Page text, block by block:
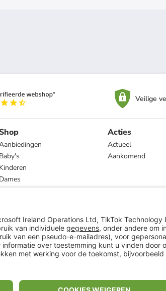
Veilige
Baby's
Kinderen
Dames
Acties
Actueel
Aankomend
en exclusief verzendkosten
van €15.